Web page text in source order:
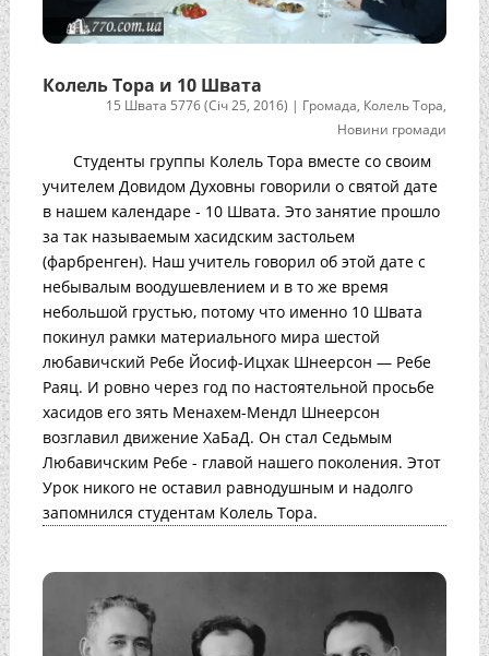
Колель Тора и 10 Швата
15 Швата 5776 (Січ 25, 2016) | Громада, Колель Тора,
Новини громади
Студенты группы Колель Тора вместе со своим
учителем Довидом Духовны говорили о святой дате
в нашем календаре - 10 Швата. Это занятие прошло
за так называемым хасидским застольем
(фарбренген). Наш учитель говорил об этой дате с
небывалым воодушевлением и в то же время
небольшой грустью, потому что именно 10 Швата
покинул рамки материального мира шестой
любавичский Ребе Йосиф-Ицхак Шнеерсон — Ребе
Раяц. И ровно через год по настоятельной просьбе
хасидов его зять Менахем-Мендл Шнеерсон
возглавил движение ХаБаД. Он стал Седьмым
Любавичским Ребе - главой нашего поколения. Этот
Урок никого не оставил равнодушным и надолго
запомнился студентам Колель Тора.